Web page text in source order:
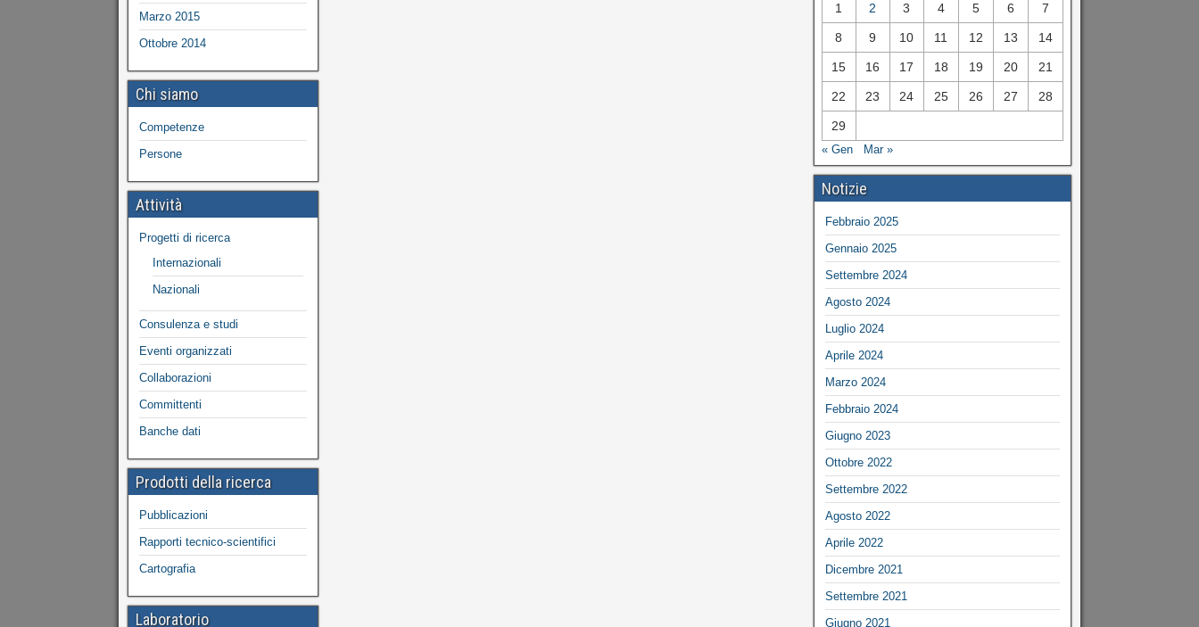
Marzo 2015
Ottobre 2014
Chi siamo
Competenze
Persone
Attività
Progetti di ricerca
Internazionali
Nazionali
Consulenza e studi
Eventi organizzati
Collaborazioni
Committenti
Banche dati
Prodotti della ricerca
Pubblicazioni
Rapporti tecnico-scientifici
Cartografia
Laboratorio
1 2 3 4 5 6 7
8 9 10 11 12 13 14
15 16 17 18 19 20 21
22 23 24 25 26 27 28
29
« Gen Mar »
Notizie
Febbraio 2025
Gennaio 2025
Settembre 2024
Agosto 2024
Luglio 2024
Aprile 2024
Marzo 2024
Febbraio 2024
Giugno 2023
Ottobre 2022
Settembre 2022
Agosto 2022
Aprile 2022
Dicembre 2021
Settembre 2021
Giugno 2021